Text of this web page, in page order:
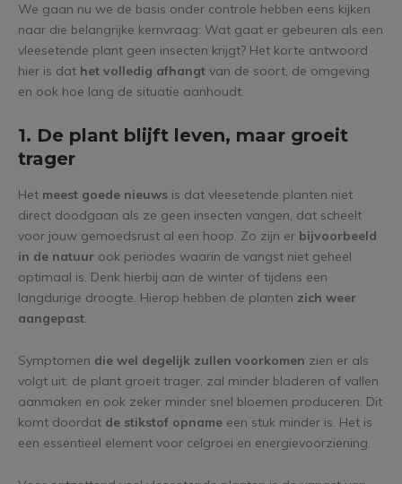
We gaan nu we de basis onder controle hebben eens kijken
naar die belangrijke kernvraag: Wat gaat er gebeuren als een
vleesetende plant geen insecten krijgt? Het korte antwoord
hier is dat het volledig afhangt van de soort, de omgeving
en ook hoe lang de situatie aanhoudt.
1. De plant blijft leven, maar groeit
trager
Het meest goede nieuws is dat vleesetende planten niet
direct doodgaan als ze geen insecten vangen, dat scheelt
voor jouw gemoedsrust al een hoop. Zo zijn er bijvoorbeeld
in de natuur ook periodes waarin de vangst niet geheel
optimaal is. Denk hierbij aan de winter of tijdens een
langdurige droogte. Hierop hebben de planten zich weer
aangepast.
Symptomen die wel degelijk zullen voorkomen zien er als
volgt uit: de plant groeit trager, zal minder bladeren of vallen
aanmaken en ook zeker minder snel bloemen produceren. Dit
komt doordat de stikstof opname een stuk minder is. Het is
een essentieel element voor celgroei en energievoorziening.